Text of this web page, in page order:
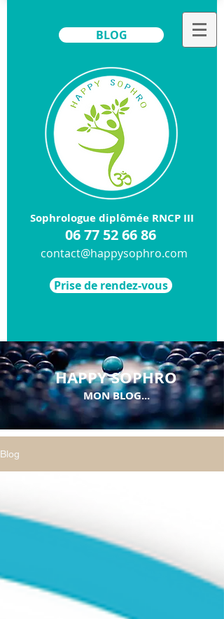
BLOG
Sophrologue diplômée RNCP III
​0677 52 66 86
contact@happysophro.com
Prise de rendez-vous
HAPPY SOPHRO
MON BLOG...
Blog